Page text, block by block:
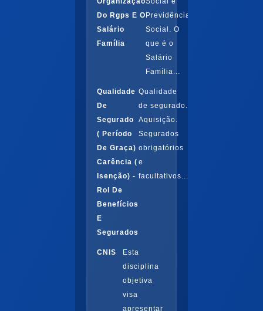
Do Rgps E O
Salário
Família
Previdência
Social. O
que é o
Salário
Família...
Qualidade
De
Segurado
( Período
De Graça)
Carência (
Isenção) -
Rol De
Benefícios
E
Segurados
Qualidade
de segurado.
Aquisição.
Segurados
obrigatórios
e
facultativos...
CNIS
Esta
disciplina
objetiva
visa
apresentar